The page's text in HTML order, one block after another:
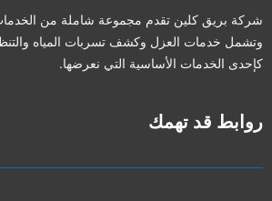
شركة بريق كلين تقدم مجموعة شاملة من الخدمات
وتشمل خدمات العزل وكشف تسربات المياه
كإحدى الخدمات الأساسية التي نعرضها.
روابط قد تهمك